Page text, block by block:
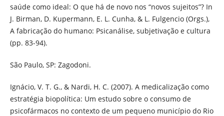
saúde como ideal: O que há de novo nos “novos sujeitos”? In
J. Birman, D. Kupermann, E. L. Cunha, & L. Fulgencio (Orgs.),
A fabricação do humano: Psicanálise, subjetivação e cultura
(pp. 83-94).
São Paulo, SP: Zagodoni.
Ignácio, V. T. G., & Nardi, H. C. (2007). A medicalização como
estratégia biopolítica: Um estudo sobre o consumo de
psicofármacos no contexto de um pequeno município do Rio